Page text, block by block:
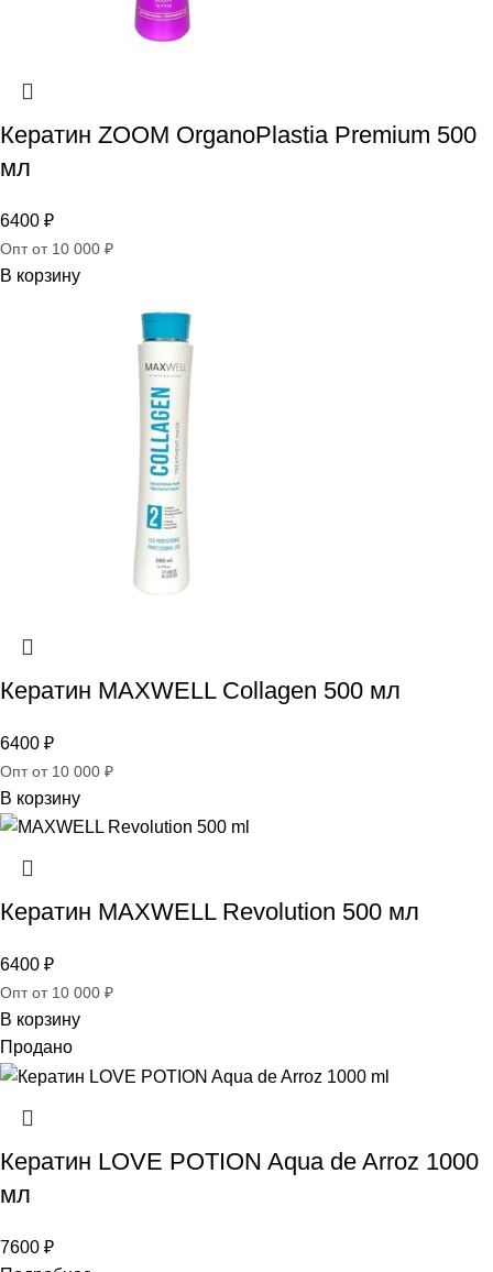
Кератин ZOOM OrganoPlastia Premium 500
мл
6400 ₽
Опт от 10 000 ₽
В корзину
Кератин MAXWELL Collagen 500 мл
6400 ₽
Опт от 10 000 ₽
В корзину
Кератин MAXWELL Revolution 500 мл
6400 ₽
Опт от 10 000 ₽
В корзину
Продано
Кератин LOVE POTION Aqua de Arroz 1000
мл
7600 ₽